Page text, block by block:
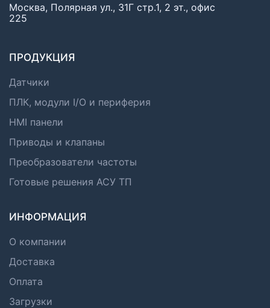
Москва, Полярная ул., 31Г стр.1, 2 эт., офис
225
ПРОДУКЦИЯ
Датчики
ПЛК, модули I/O и периферия
HMI панели
Приводы и клапаны
Преобразователи частоты
Готовые решения АСУ ТП
ИНФОРМАЦИЯ
О компании
Доставка
Оплата
Загрузки